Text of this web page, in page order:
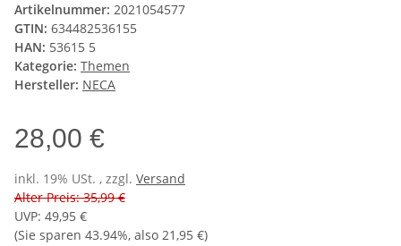
Artikelnummer: 2021054577
GTIN: 634482536155
HAN: 53615 5
Kategorie: Themen
Hersteller: NECA
28,00 €
inkl. 19% USt. , zzgl. Versand
Alter Preis: 35,99 €
UVP: 49,95 €
(Sie sparen 43.94%, also 21,95 €)